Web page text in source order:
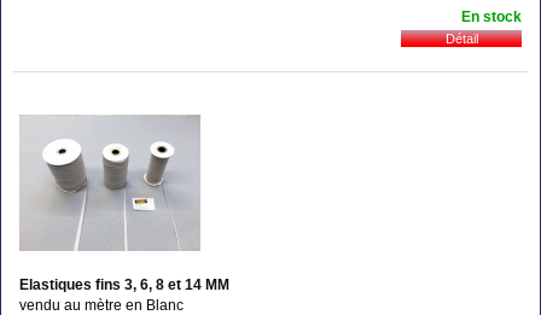
En stock
Elastiques fins 3, 6, 8 et 14 MM
vendu au mètre en Blanc